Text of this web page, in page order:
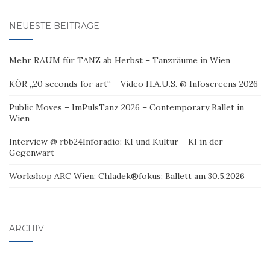
NEUESTE BEITRÄGE
Mehr RAUM für TANZ ab Herbst – Tanzräume in Wien
KÖR „20 seconds for art“ – Video H.A.U.S. @ Infoscreens 2026
Public Moves – ImPulsTanz 2026 – Contemporary Ballet in
Wien
Interview @ rbb24Inforadio: KI und Kultur – KI in der
Gegenwart
Workshop ARC Wien: Chladek®fokus: Ballett am 30.5.2026
ARCHIV